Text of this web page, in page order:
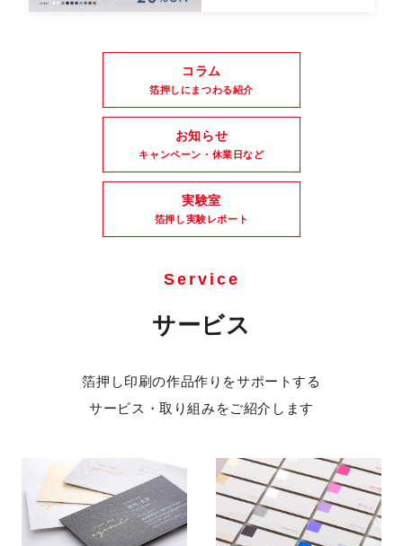
コラム
箔押しにまつわる紹介
お知らせ
キャンペーン・休業日など
実験室
箔押し実験レポート
Service
サービス
箔押し印刷の作品作りをサポートする
サービス・取り組みをご紹介します